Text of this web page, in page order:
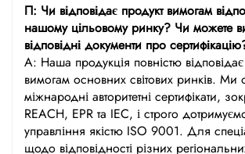
П: Чи відповідає продукт вимогам
нашому цільовому ринку? Чи можете
відповідні документи про
А: Наша продукція повністю
вимогам основних світових ринків. Ми
міжнародні авторитетні сертифікати,
REACH, EPR та IEC, і строго
управління якістю ISO 9001. Для
щодо відповідності різних